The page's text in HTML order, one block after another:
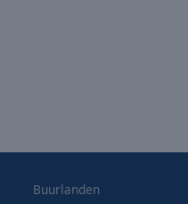
Buurlanden